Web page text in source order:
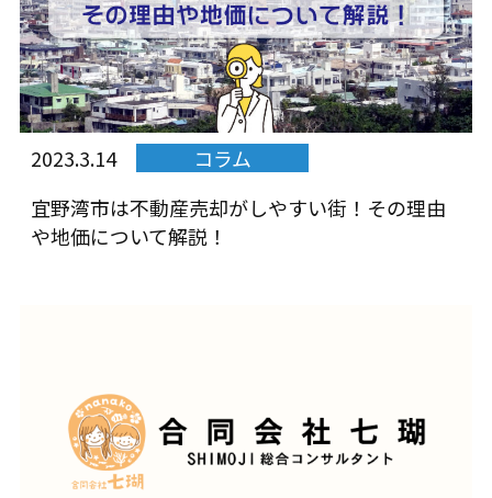
2023.3.14
コラム
宜野湾市は不動産売却がしやすい街！その理由
や地価について解説！